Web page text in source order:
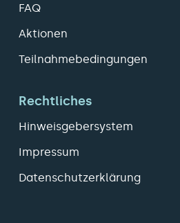
FAQ
Aktionen
Teilnahmebedingungen
Rechtliches
Hinweisgebersystem
Impressum
Datenschutzerklärung